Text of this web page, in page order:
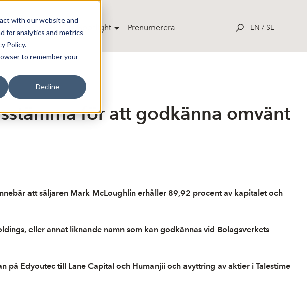
with our website and
for analytics and metrics
Policy.
to remember your
Decline
Om Spotlight Prenumerera EN / SE
för att godkänna omvänt
att säljaren Mark McLoughlin erhåller 89,92 procent av kapitalet och
eller annat liknande namn som kan godkännas vid Bolagsverkets
Edyoutec till Lane Capital och Humanjii och avyttring av aktier i Talestime